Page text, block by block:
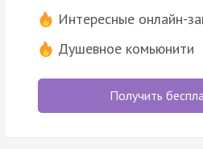
Интересные онлайн-
Душевное комьюнити
Получить